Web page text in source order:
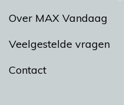
Over MAX Vandaag
Veelgestelde vragen
Contact